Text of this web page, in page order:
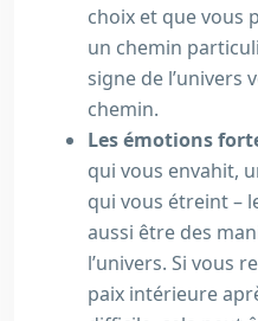
choix et que vous
un chemin
signe de l’univers
chemin.
Les émotions
qui vous envahit,
qui vous étreint –
aussi être des
l’univers. Si vous
paix intérieure